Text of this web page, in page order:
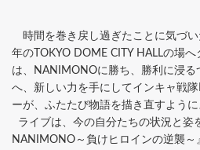
時間を巻き戻し過ぎたことに気づ
年のTOKYO DOME CITY HALLの場
は、NANIMONOに勝ち、勝利に浸る
へ、新しい力を手にしてインキャ戦
ーが、ふたたび物語を描き直すように
ライブは、今の自分たちの状況と姿
NANIMONO～負けヒロインの逆襲